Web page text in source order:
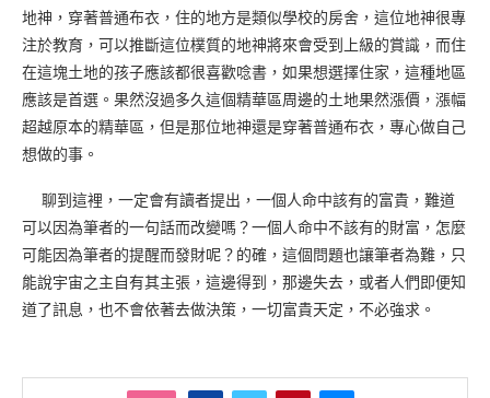
地神，穿著普通布衣，住的地方是類似學校的房舍，這位地神很專
注於教育，可以推斷這位樸質的地神將來會受到上級的賞識，而住
在這塊土地的孩子應該都很喜歡唸書，如果想選擇住家，這種地區
應該是首選。果然沒過多久這個精華區周邊的土地果然漲價，漲幅
超越原本的精華區，但是那位地神還是穿著普通布衣，專心做自己
想做的事。
聊到這裡，一定會有讀者提出，一個人命中該有的富貴，難道
可以因為筆者的一句話而改變嗎？一個人命中不該有的財富，怎麼
可能因為筆者的提醒而發財呢？的確，這個問題也讓筆者為難，只
能說宇宙之主自有其主張，這邊得到，那邊失去，或者人們即便知
道了訊息，也不會依著去做決策，一切富貴天定，不必強求。